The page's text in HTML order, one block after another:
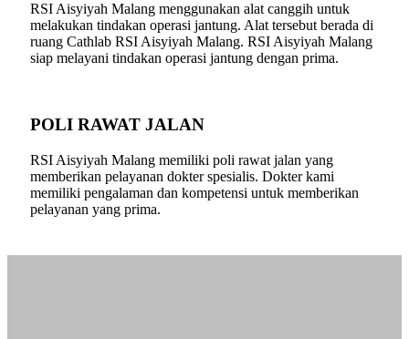
RSI Aisyiyah Malang menggunakan alat canggih untuk
melakukan tindakan operasi jantung. Alat tersebut berada di
ruang Cathlab RSI Aisyiyah Malang. RSI Aisyiyah Malang
siap melayani tindakan operasi jantung dengan prima.
POLI RAWAT JALAN
RSI Aisyiyah Malang memiliki poli rawat jalan yang
memberikan pelayanan dokter spesialis. Dokter kami
memiliki pengalaman dan kompetensi untuk memberikan
pelayanan yang prima.